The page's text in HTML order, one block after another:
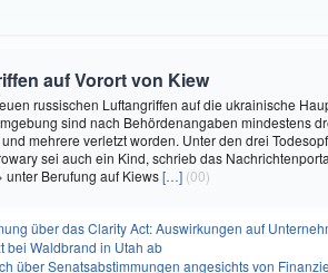
auf Vorort von Kiew
russischen Luftangriffen auf die ukrainische
sind nach Behördenangaben mindestens
mehrere verletzt worden. Unter den drei
sei auch ein Kind, schrieb das
unter Berufung auf Kiews[…] (00)
das Clarity Act: Auswirkungen auf Unternehmen und das Vertrauen
bei Waldbrand in Utah ab
Senatsabstimmungen angesichts von